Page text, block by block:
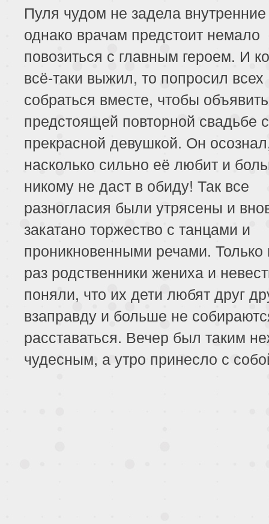
Пуля чудом не задела
однако врачам предстоит немало
повозиться с главным героем. И
всё-таки выжил, то попросил всех
собраться вместе, чтобы
предстоящей повторной свадьбе с
прекрасной девушкой. Он
насколько сильно её любит и
никому не даст в обиду! Так все
разногласия были утрясены и
закатано торжество с танцами и
проникновенными речами. Только
раз родственники жениха и
поняли, что их дети любят друг
взаправду и больше не
расставаться. Вечер был таким
чудесным, а утро принесло с